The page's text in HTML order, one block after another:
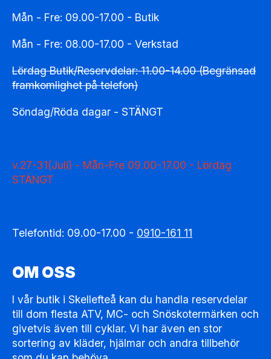
Mån - Fre: 09.00-17.00 - Butik
Mån - Fre: 08.00-17.00 - Verkstad
Lördag Butik/Reservdelar: 11.00-14.00 (Begränsad
framkomlighet på telefon)
Söndag/Röda dagar - STÄNGT
v.27-31(Juli) - Mån-Fre 09.00-17.00 - Lördag
STÄNGT
Telefontid: 09.00-17.00 - 0910-161 11
OM OSS
I vår butik i Skellefteå kan du handla reservdelar
till dom flesta ATV, MC- och Snöskotermärken och
givetvis även till cyklar. Vi har även en stor
sortering av kläder, hjälmar och andra tillbehör